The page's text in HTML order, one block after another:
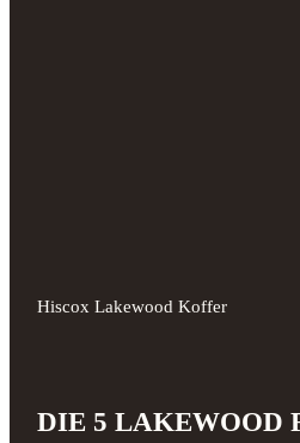
Hiscox Lakewood Koffer
DIE 5 LAKEWOOD